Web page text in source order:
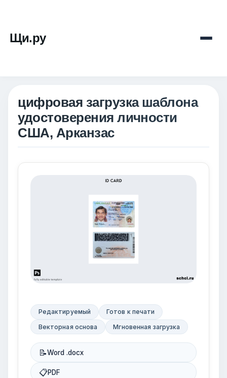
Щи.ру
цифровая загрузка шаблона
удостоверения личности
США, Арканзас
Редактируемый
Готов к печати
Векторная основа
Мгновенная загрузка
📝Word .docx
📋PDF